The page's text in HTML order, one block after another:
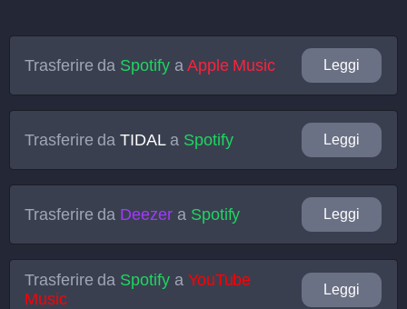
Trasferire da Spotifya Apple Music Leggi
Trasferire daTIDALa Spotify Leggi
Trasferire da Deezera Spotify Leggi
Trasferire da Spotifya YouTube
Music
Leggi